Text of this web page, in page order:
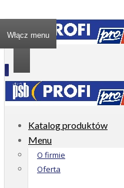
Włącz menu
Katalog produktów
Menu
O firmie
Oferta